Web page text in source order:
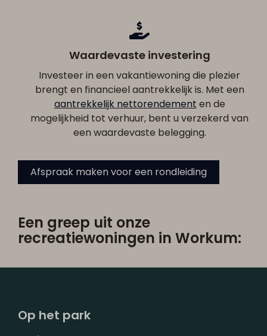
Waardevaste investering
Investeer in een vakantiewoning die plezier
brengt en financieel aantrekkelijk is. Met een
aantrekkelijk nettorendement en de
mogelijkheid tot verhuur, bent u verzekerd van
een waardevaste belegging.
Afspraak maken voor een rondleiding
Een greep uit onze
recreatiewoningen in Workum:
Op het park